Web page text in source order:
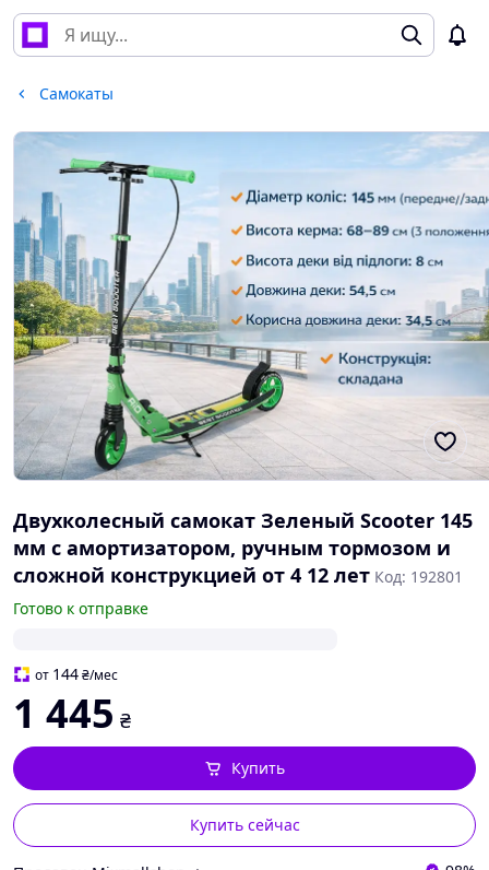
Самокаты
Двухколесный самокат Зеленый Scooter 145
мм с амортизатором, ручным тормозом и
сложной конструкцией от 4 12 лет Код: 192801
Готово к отправке
от 144₴/мес
1 445 ₴
Купить сейчас
Купить